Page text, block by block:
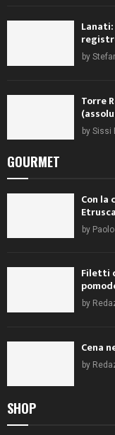
by
Torre
by Sissi
GOURMET
Con
Etrusca
by
Filetti
by
Cena
by
SHOP